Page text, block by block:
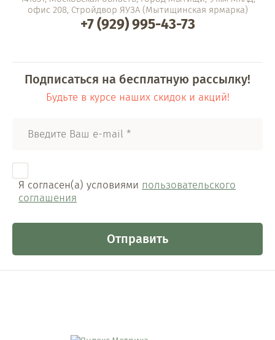
офис 208, Стройдвор ЯУЗА (Мытищинская ярмарка)
+7 (929) 995-43-73
Подписаться на бесплатную рассылку!
Будьте в курсе наших скидок и акций!
Я согласен(а) условиями пользовательского
соглашения
Отправить